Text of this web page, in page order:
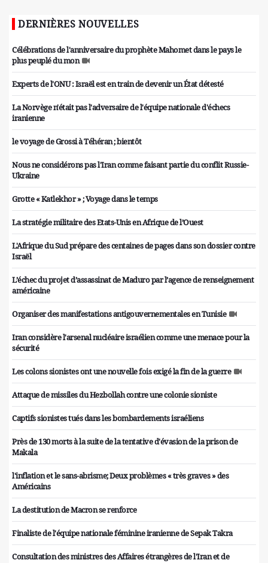
DERNIÈRES NOUVELLES
Célébrations de l'anniversaire du prophète Mahomet dans le pays le
plus peuplé du mon
Experts de l'ONU : Israël est en train de devenir un État détesté
La Norvège n'était pas l'adversaire de l'équipe nationale d'échecs
iranienne
le voyage de Grossi à Téhéran ; bientôt
Nous ne considérons pas l'Iran comme faisant partie du conflit Russie-
Ukraine
Grotte « Katlekhor » ; Voyage dans le temps
La stratégie militaire des Etats-Unis en Afrique de l’Ouest
L'Afrique du Sud prépare des centaines de pages dans son dossier contre
Israël
L’échec du projet d’assassinat de Maduro par l’agence de renseignement
américaine
Organiser des manifestations antigouvernementales en Tunisie
Iran considère l'arsenal nucléaire israélien comme une menace pour la
sécurité
Les colons sionistes ont une nouvelle fois exigé la fin de la guerre
Attaque de missiles du Hezbollah contre une colonie sioniste
Captifs sionistes tués dans les bombardements israéliens
Près de 130 morts à la suite de la tentative d'évasion de la prison de
Makala
l'inflation et le sans-abrisme; Deux problèmes « très graves » des
Américains
La destitution de Macron se renforce
Finaliste de l'équipe nationale féminine iranienne de Sepak Takra
Consultation des ministres des Affaires étrangères de l'Iran et de